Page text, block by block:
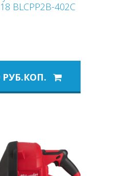
BLCPP2B-402C
РУБ.КОП.